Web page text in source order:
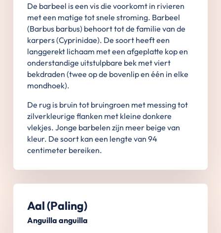
De barbeel is een vis die voorkomt in rivieren
met een matige tot snele stroming. Barbeel
(Barbus barbus) behoort tot de familie van de
karpers (Cyprinidae). De soort heeft een
langgerekt lichaam met een afgeplatte kop en
onderstandige uitstulpbare bek met viert
bekdraden (twee op de bovenlip en één in elke
mondhoek).
De rug is bruin tot bruingroen met messing tot
zilverkleurige flanken met kleine donkere
vlekjes. Jonge barbelen zijn meer beige van
kleur. De soort kan een lengte van 94
centimeter bereiken.
Aal (Paling)
Anguilla anguilla